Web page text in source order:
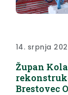
14. srpnja
Župan
Brestovec